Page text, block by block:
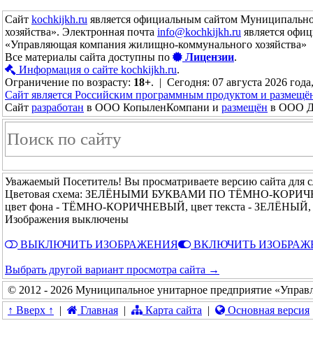
Сайт kochkijkh.ru является официальным сайтом
хозяйства». Электронная почта info@kochkijkh.ru является
«Управляющая компания жилищно-коммунального хозяйства»
Все материалы сайта доступны по
Лицензии.
Информация о сайте kochkijkh.ru.
Ограничение по возрасту: 18+. | Сегодня: 07 августа 2026
Сайт является Российским программным продуктом и
Сайт разработан в ООО КопыленКомпани и размещён в ООО
Уважаемый Посетитель! Вы просматриваете версию сайта для
Цветовая схема: ЗЕЛЁНЫМИ БУКВАМИ ПО ТЁМНО-
цвет фона - ТЁМНО-КОРИЧНЕВЫЙ, цвет текста - ЗЕЛЁНЫЙ,
Изображения выключены
ВЫКЛЮЧИТЬ ИЗОБРАЖЕНИЯ ВКЛЮЧИТЬ
Выбрать другой вариант просмотра сайта →
© 2012 - 2026 Муниципальное унитарное предприятие
↑ Вверх ↑
| Главная | Карта сайта | Основная версия